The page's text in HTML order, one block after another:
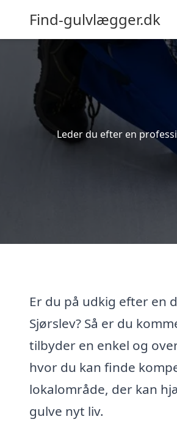
Find-gulvlægger.dk
Leder du efter en
Er du på udkig efter en
Sjørslev? Så er du
tilbyder en enkel og
hvor du kan finde
lokalområde, der kan
gulve nyt liv.